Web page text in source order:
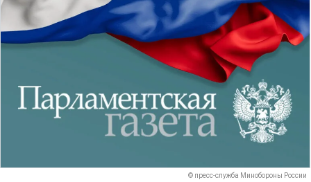
© пресс-служба Минобороны России